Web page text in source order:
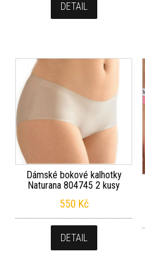
DETAIL
Dámské bokové kalhotky
Naturana 804745 2 kusy
550 Kč
DETAIL